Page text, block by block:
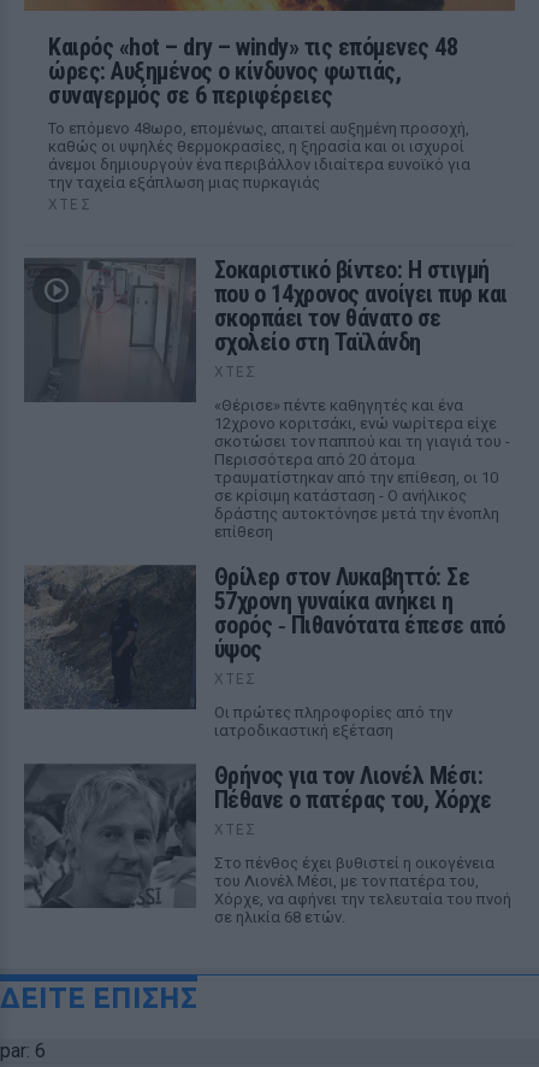
Καιρός «hot – dry – windy» τις επόμενες 48
ώρες: Αυξημένος ο κίνδυνος φωτιάς,
συναγερμός σε 6 περιφέρειες
Το επόμενο 48ωρο, επομένως, απαιτεί αυξημένη προσοχή,
καθώς οι υψηλές θερμοκρασίες, η ξηρασία και οι ισχυροί
άνεμοι δημιουργούν ένα περιβάλλον ιδιαίτερα ευνοϊκό για
την ταχεία εξάπλωση μιας πυρκαγιάς
ΧΤΕΣ
Σοκαριστικό βίντεο: Η στιγμή
που ο 14χρονος ανοίγει πυρ και
σκορπάει τον θάνατο σε
σχολείο στη Ταϊλάνδη
ΧΤΕΣ
«Θέρισε» πέντε καθηγητές και ένα
12χρονο κοριτσάκι, ενώ νωρίτερα είχε
σκοτώσει τον παππού και τη γιαγιά του -
Περισσότερα από 20 άτομα
τραυματίστηκαν από την επίθεση, οι 10
σε κρίσιμη κατάσταση - Ο ανήλικος
δράστης αυτοκτόνησε μετά την ένοπλη
επίθεση
Θρίλερ στον Λυκαβηττό: Σε
57χρονη γυναίκα ανήκει η
σορός ‑ Πιθανότατα έπεσε από
ύψος
ΧΤΕΣ
Οι πρώτες πληροφορίες από την
ιατροδικαστική εξέταση
Θρήνος για τον Λιονέλ Μέσι:
Πέθανε ο πατέρας του, Χόρχε
ΧΤΕΣ
Στο πένθος έχει βυθιστεί η οικογένεια
του Λιονέλ Μέσι, με τον πατέρα του,
Χόρχε, να αφήνει την τελευταία του πνοή
σε ηλικία 68 ετών.
ΔΕΙΤΕ ΕΠΙΣΗΣ
par: 6